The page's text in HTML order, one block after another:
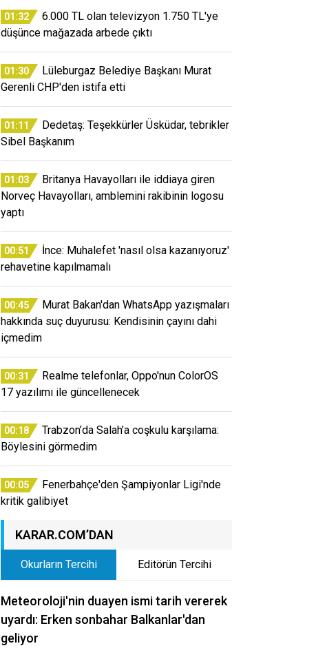
01:32
6.000 TL olan televizyon 1.750 TL'ye
düşünce mağazada arbede çıktı
01:30
Lüleburgaz Belediye Başkanı Murat
Gerenli CHP'den istifa etti
01:11
Dedetaş: Teşekkürler Üsküdar, tebrikler
Sibel Başkanım
01:03
Britanya Havayolları ile iddiaya giren
Norveç Havayolları, amblemini rakibinin logosu
yaptı
00:51
İnce: Muhalefet 'nasıl olsa kazanıyoruz'
rehavetine kapılmamalı
00:45
Murat Bakan'dan WhatsApp yazışmaları
hakkında suç duyurusu: Kendisinin çayını dahi
içmedim
00:31
Realme telefonlar, Oppo'nun ColorOS
17 yazılımı ile güncellenecek
00:18
Trabzon’da Salah’a coşkulu karşılama:
Böylesini görmedim
00:05
Fenerbahçe'den Şampiyonlar Ligi'nde
kritik galibiyet
KARAR.COM’DAN
Okurların Tercihi Editörün Tercihi
Meteoroloji'nin duayen ismi tarih vererek
uyardı: Erken sonbahar Balkanlar'dan
geliyor